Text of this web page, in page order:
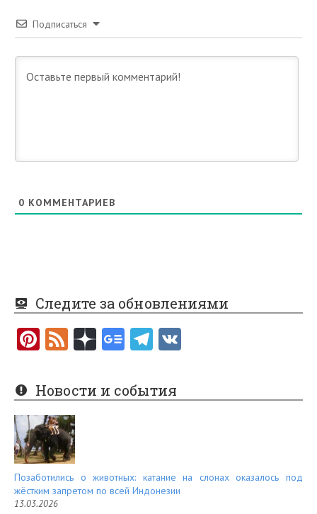
Подписаться
0 КОММЕНТАРИЕВ
Следите за обновлениями
Pi
er
es
t
F
e
d
Новости и события
Позаботились о животных: катание на слонах оказалось под
жёстким запретом по всей Индонезии
13.03.2026